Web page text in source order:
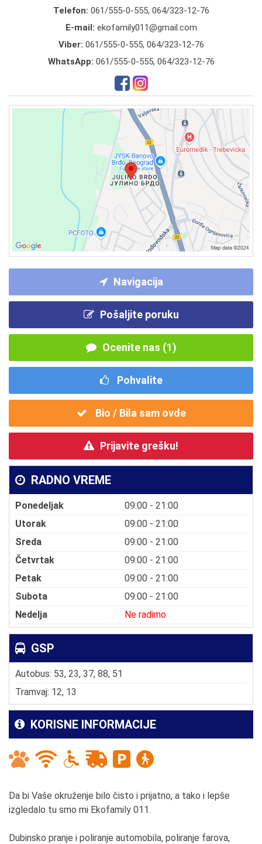
Telefon: 061/555-0-555, 064/323-12-76
E-mail: ekofamily011@gmail.com
Viber: 061/555-0-555, 064/323-12-76
WhatsApp: 061/555-0-555, 064/323-12-76
Navigacija
Pošaljite poruku
Ocenite nas (1)
Pohvalite
Bio / Bila sam ovde
Prijavite grešku!
RADNO VREME
Ponedeljak
09:00 - 21:00
Utorak
09:00 - 21:00
Sreda
09:00 - 21:00
Četvrtak
09:00 - 21:00
Petak
09:00 - 21:00
Subota
09:00 - 21:00
Nedelja
Ne radimo
GSP
Autobus: 53, 23, 37, 88, 51
Tramvaj: 12, 13
KORISNE INFORMACIJE
Da bi Vaše okruženje bilo čisto i prijatno, a tako i lepše
izgledalo tu smo mi Ekofamily 011.
Dubinsko pranje i poliranje automobila, poliranje farova,